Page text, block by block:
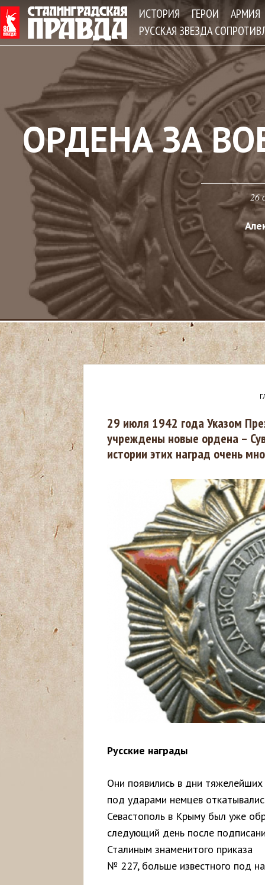
ИСТОРИЯ ГЕРОИ
АРМИЯ
РУССКАЯ ЗВЕЗДА
ОРДЕНА ЗА
26
В
ы
с
29 июля 1942 года Указом
учреждены новые ордена –
истории этих наград очень
Русские награды
Они появились в дни тяжелейших
под ударами немцев
Севастополь в Крыму был уже
следующий день после
Сталиным знаменитого приказа
№ 227, больше известного под